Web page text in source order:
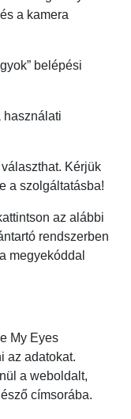
a kamera
belépési
használati
Kérjük
a szolgáltatásba!
az alábbi
rendszerben
megyekóddal
My Eyes
az adatokat.
a weboldalt,
címsorába.